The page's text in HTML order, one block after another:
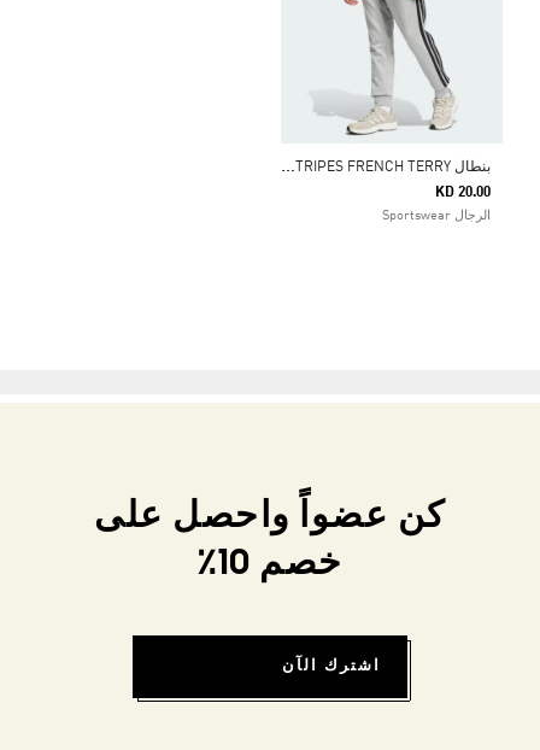
ب
نطال ESSENTIAL 3-STRIPES FRENCH TERRY
KD 20.00
الرجال Sportswear
كن عضواً واحصل على
خصم 10٪
اشترك الآن